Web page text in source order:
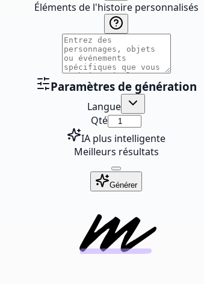
Éléments de l'histoire personnalisés
Paramètres de génération
Langue
Qté
IA plus intelligente
Meilleurs résultats
Générer